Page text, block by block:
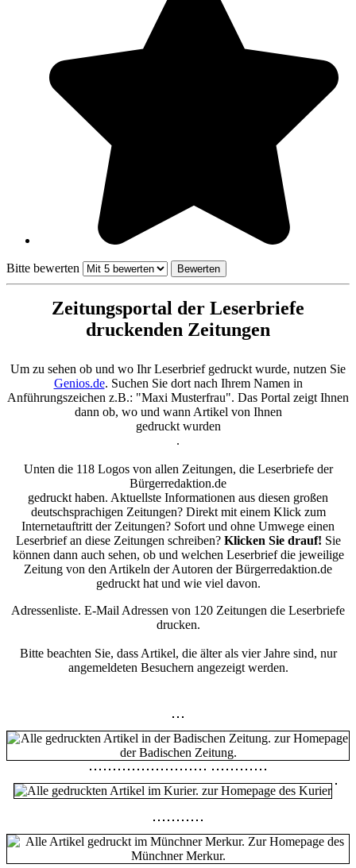
Bitte bewerten
Zeitungsportal der Leserbriefe
druckenden Zeitungen
Um zu sehen ob und wo Ihr Leserbrief gedruckt wurde, nutzen Sie
Genios.de. Suchen Sie dort nach Ihrem Namen in
Anführungszeichen z.B.: "Maxi Musterfrau". Das Portal zeigt Ihnen
dann ob, wo und wann Artikel von Ihnen
gedruckt wurden
.
Unten die 118 Logos von allen Zeitungen, die Leserbriefe der
Bürgerredaktion.de
gedruckt haben. Aktuellste Informationen aus diesen großen
deutschsprachigen Zeitungen? Direkt mit einem Klick zum
Internetauftritt der Zeitungen? Sofort und ohne Umwege einen
Leserbrief an diese Zeitungen schreiben? Klicken Sie drauf! Sie
können dann auch sehen, ob und welchen Leserbrief die jeweilige
Zeitung von den Artikeln der Autoren der Bürgerredaktion.de
gedruckt hat und wie viel davon.
Adressenliste. E-Mail Adressen von 120 Zeitungen die Leserbriefe
drucken.
Bitte beachten Sie, dass Artikel, die älter als vier Jahre sind, nur
angemeldeten Besuchern angezeigt werden.